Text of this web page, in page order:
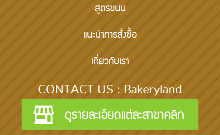
สูตรขนม
แนะนำการสั่งซื้อ
เกี่ยวกับเรา
CONTACT US : Bakeryland